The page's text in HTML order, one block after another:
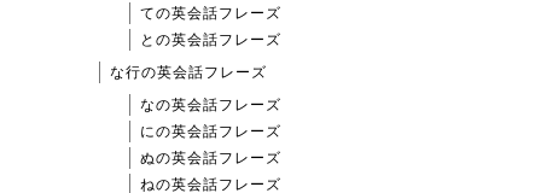
ての英会話フレーズ
との英会話フレーズ
な行の英会話フレーズ
なの英会話フレーズ
にの英会話フレーズ
ぬの英会話フレーズ
ねの英会話フレーズ